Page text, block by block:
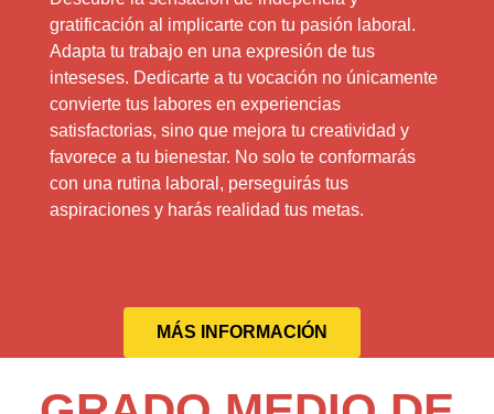
gratificación al implicarte con tu pasión laboral.
Adapta tu trabajo en una expresión de tus
inteseses. Dedicarte a tu vocación no únicamente
convierte tus labores en experiencias
satisfactorias, sino que mejora tu creatividad y
favorece a tu bienestar. No solo te conformarás
con una rutina laboral, perseguirás tus
aspiraciones y harás realidad tus metas.
MÁS INFORMACIÓN